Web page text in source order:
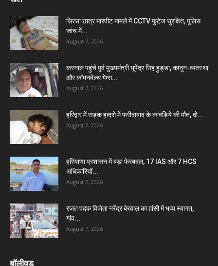
सिरसा छात्र मारपीट मामले में CCTV फुटेज सुरक्षित, पुलिस
जांच में...
August 7, 2026
करनाल पहुंचे पूर्व मुख्यमंत्री भूपेंद्र सिंह हुड्डा, कानून-व्यवस्था
और कॉमनवेल्थ गेम्स...
August 7, 2026
हरिद्वार में सड़क हादसे में फरीदाबाद के कांवड़िये की मौत, दो...
August 7, 2026
हरियाणा प्रशासन में बड़ा फेरबदल, 17 IAS और 7 HCS
अधिकारियों...
August 7, 2026
रजत पदक विजेता नरेंद्र बेरवाल का हांसी में भव्य स्वागत,
गांव...
August 7, 2026
बॉलीवुड